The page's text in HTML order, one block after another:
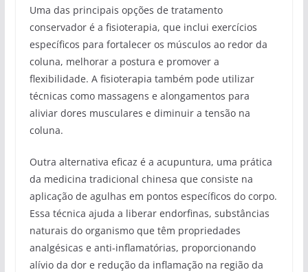
Uma das principais opções de tratamento
conservador é a fisioterapia, que inclui exercícios
específicos para fortalecer os músculos ao redor da
coluna, melhorar a postura e promover a
flexibilidade. A fisioterapia também pode utilizar
técnicas como massagens e alongamentos para
aliviar dores musculares e diminuir a tensão na
coluna.
Outra alternativa eficaz é a acupuntura, uma prática
da medicina tradicional chinesa que consiste na
aplicação de agulhas em pontos específicos do corpo.
Essa técnica ajuda a liberar endorfinas, substâncias
naturais do organismo que têm propriedades
analgésicas e anti-inflamatórias, proporcionando
alívio da dor e redução da inflamação na região da